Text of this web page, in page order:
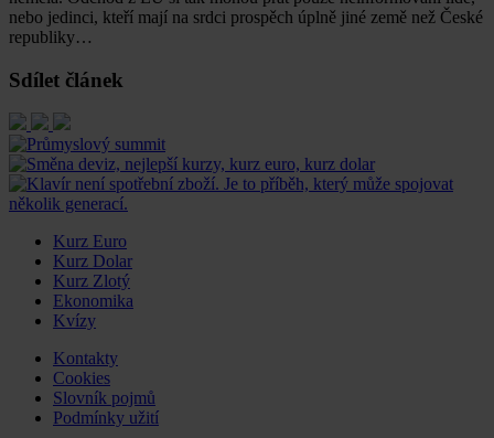
nebo jedinci, kteří mají na srdci prospěch úplně jiné země než České
republiky…
Sdílet článek
Kurz Euro
Kurz Dolar
Kurz Zlotý
Ekonomika
Kvízy
Kontakty
Cookies
Slovník pojmů
Podmínky užití